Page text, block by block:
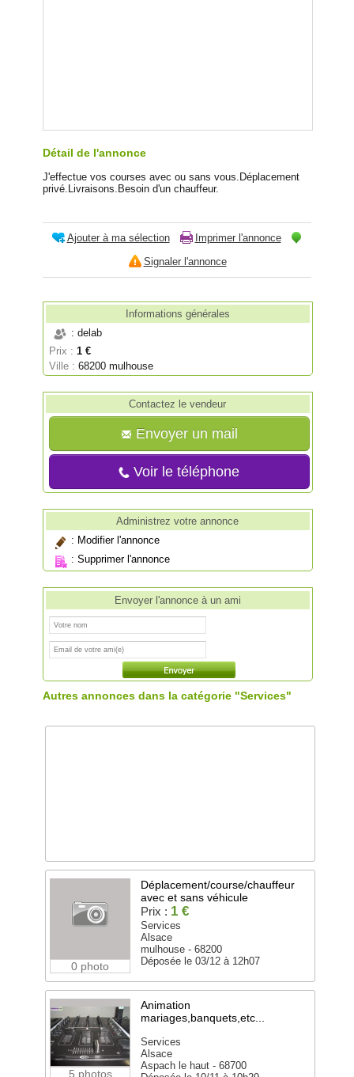
Détail de l'annonce
J'effectue vos courses avec ou sans vous.Déplacement
privé.Livraisons.Besoin d'un chauffeur.
Ajouter à ma sélection
Imprimer l'annonce
Signaler l'annonce
Informations générales
: delab
Prix : 1 €
Ville :68200 mulhouse
Contactez le vendeur
Envoyer un mail
Voir le téléphone
Administrez votre annonce
: Modifier l'annonce
:Supprimer l'annonce
Envoyer l'annonce à un ami
Autres annonces dans la catégorie "Services"
0 photo
Déplacement/course/chauffeur
avec et sans véhicule
Prix : 1 €
Services
Alsace
mulhouse - 68200
Déposée le 03/12 à 12h07
5 photos
Animation
mariages,banquets,etc...
Services
Alsace
Aspach le haut - 68700